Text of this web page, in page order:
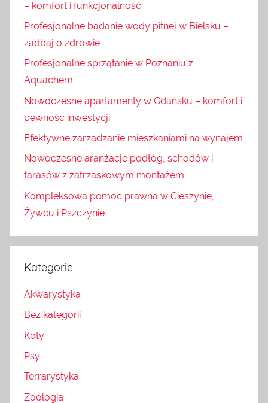
– komfort i funkcjonalność
Profesjonalne badanie wody pitnej w Bielsku –
zadbaj o zdrowie
Profesjonalne sprzątanie w Poznaniu z
Aquachem
Nowoczesne apartamenty w Gdańsku – komfort i
pewność inwestycji
Efektywne zarządzanie mieszkaniami na wynajem
Nowoczesne aranżacje podłóg, schodów i
tarasów z zatrzaskowym montażem
Kompleksowa pomoc prawna w Cieszynie,
Żywcu i Pszczynie
Kategorie
Akwarystyka
Bez kategorii
Koty
Psy
Terrarystyka
Zoologia